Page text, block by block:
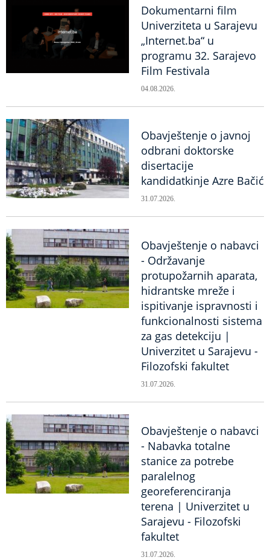
Dokumentarni film
Univerziteta u Sarajevu
„Internet.ba“ u
programu 32. Sarajevo
Film Festivala
04.08.2026.
Obavještenje o javnoj
odbrani doktorske
disertacije
kandidatkinje Azre Bačić
31.07.2026.
Obavještenje o nabavci
- Održavanje
protupožarnih aparata,
hidrantske mreže i
ispitivanje ispravnosti i
funkcionalnosti sistema
za gas detekciju |
Univerzitet u Sarajevu -
Filozofski fakultet
31.07.2026.
Obavještenje o nabavci
- Nabavka totalne
stanice za potrebe
paralelnog
georeferenciranja
terena | Univerzitet u
Sarajevu - Filozofski
fakultet
31.07.2026.